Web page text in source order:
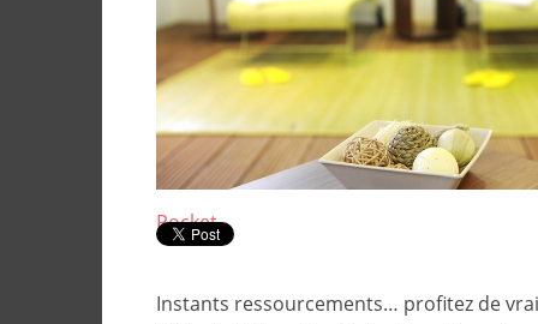
Pocket
Instants ressourcements… profitez de